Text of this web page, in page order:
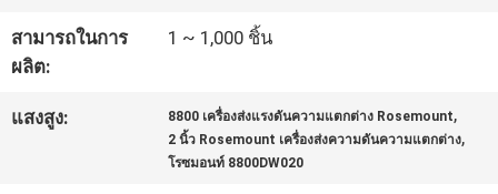
เรา
ข่าว
สามารถในการ
ผลิต:
1 ~ 1,000 ชิ้น
แสงสูง: 8800 เครื่องส่งแรงดันความแตกต่าง Rosemount,
2 นิ้ว Rosemount เครื่องส่งความดันความแตกต่าง,
โรซมอนท์ 8800DW020